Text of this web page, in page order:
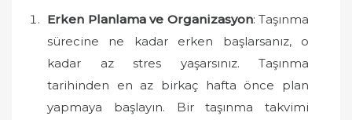
Erken Planlama ve Organizasyon: Taşınma
sürecine ne kadar erken başlarsanız, o
kadar az stres yaşarsınız. Taşınma
tarihinden en az birkaç hafta önce plan
yapmaya başlayın. Bir taşınma takvimi